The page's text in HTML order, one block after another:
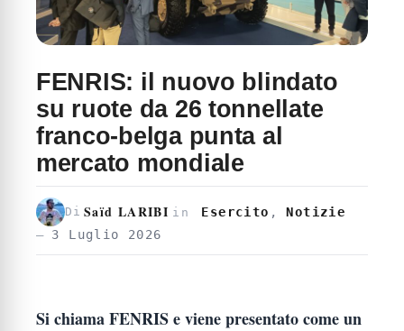
FENRIS: il nuovo blindato
su ruote da 26 tonnellate
franco-belga punta al
mercato mondiale
3 Luglio 2026
Di Saïd LARIBI in Esercito ,Notizie
Si chiama FENRIS e viene presentato come un